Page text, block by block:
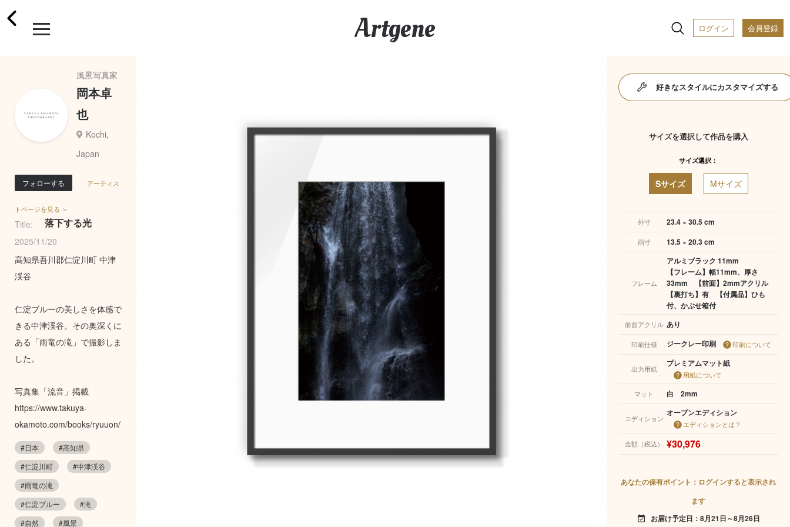
Artgene ログイン 会員登録
風景写真家
岡本卓
也
Kochi,
Japan
フォローする アーティス
トページを見る ＞
Title: 落下する光
2025/11/20
高知県吾川郡仁淀川町 中津
渓谷
仁淀ブルーの美しさを体感で
きる中津渓谷。その奥深くに
ある「雨竜の滝」で撮影しま
した。
写真集「流音」掲載
https://www.takuya-
okamoto.com/books/ryuuon/
#日本
#高知県
#仁淀川町
#中津渓谷
#雨竜の滝
#仁淀ブルー
#滝
#自然
#風景
好きなスタイルにカスタマイズする
サイズを選択して作品を購入
サイズ選択：
Sサイズ Mサイズ
外寸 23.4 × 30.5 cm
画寸 13.5 × 20.3 cm
フレーム
アルミブラック 11mm
【フレーム】幅11mm、厚さ
33mm 【前面】2mmアクリル
【裏打ち】有 【付属品】ひも
付、かぶせ箱付
前面アクリル あり
印刷仕様 ジークレー印刷 印刷について
出力用紙
プレミアムマット紙
用紙について
マット
白 2mm
エディション
オープンエディション
エディションとは？
金額（税込） ¥30,976
あなたの保有ポイント：ログインすると表示され
ます
event_available お届け予定日：8月21日～8月26日